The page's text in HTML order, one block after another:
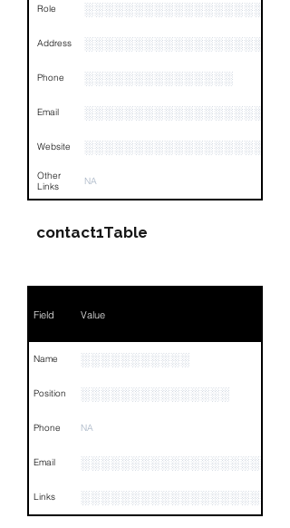
Role
Address
Phone ░░░░░░░░░░░░░░░
Email
Website
Other
Links
NA
contact1Table
Field Value
Name ░░░░░░░░░░░
Position ░░░░░░░░░░░░░░░
Phone NA
Email
Links